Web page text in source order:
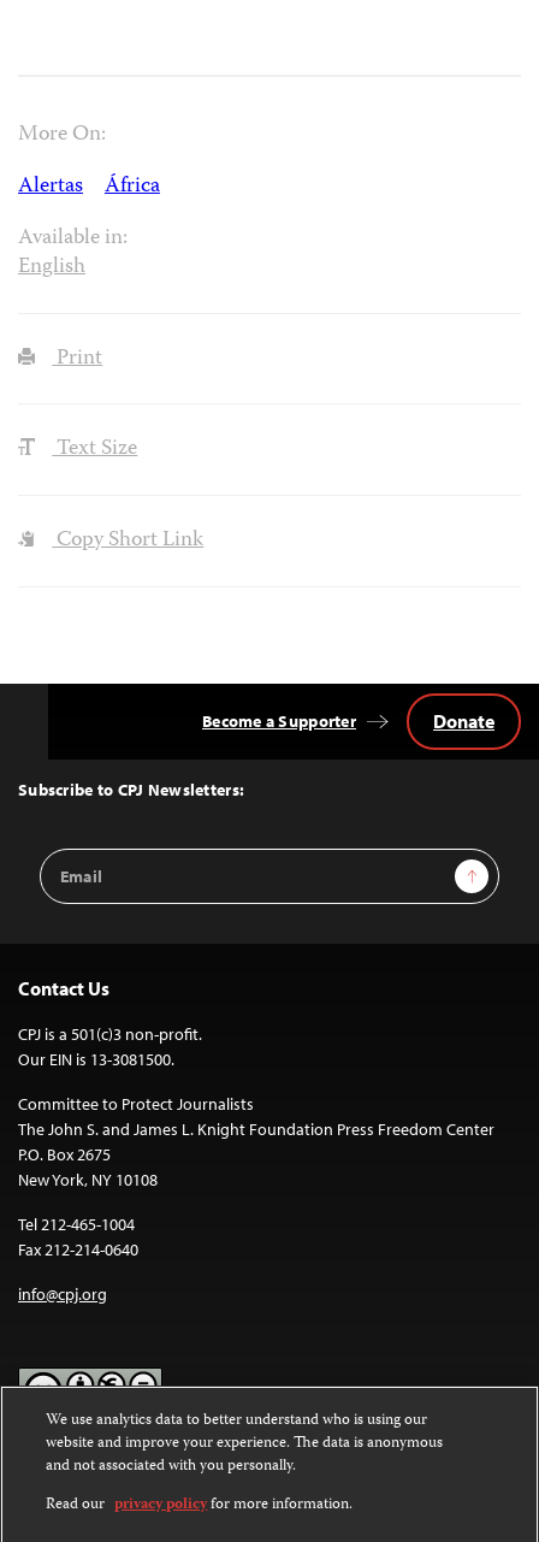
More On:
Alertas
África
Available in:
English
Print
Text Size
Copy Short Link
Top
Subscribe to CPJ Newsletters:
Email
Address
Sign Up
Become a Supporter Donate
Contact Us
CPJ is a 501(c)3 non-profit.
Our EIN is 13-3081500.
Committee to Protect Journalists
The John S. and James L. Knight Foundation Press Freedom Center
P.O. Box 2675
New York, NY 10108
Tel 212-465-1004
Fax 212-214-0640
info@cpj.org
Except where noted, text on this website is licensed under a
Commons Attribution-NonCommercial-NoDerivatives 4.0
International License.
We use analytics data to better understand who is using our
website and improve your experience. The data is anonymous
and not associated with you personally.
Read our privacy policyfor more information.